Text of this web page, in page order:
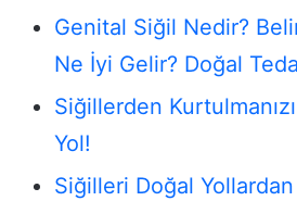
Genital Siğil Nedir?
Ne İyi Gelir? Doğal
Siğillerden
Yol!
Siğilleri Doğal